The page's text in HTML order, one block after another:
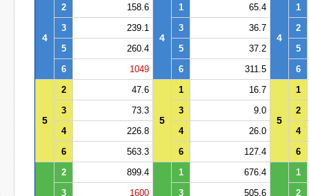
4
2 158.6
4
1 65.4
4
1
3
239.1 3 36.7
2
5
260.4 5 37.2
5
6
1049 6 311.5 6
5
2 47.6
5
1 16.7
5
1
3
73.3 3 9.0
2
4
226.8 4 26.0
4
6
563.3 6 127.4 6
2 899.4 1 676.4
1
3
1600 3 505.6
2